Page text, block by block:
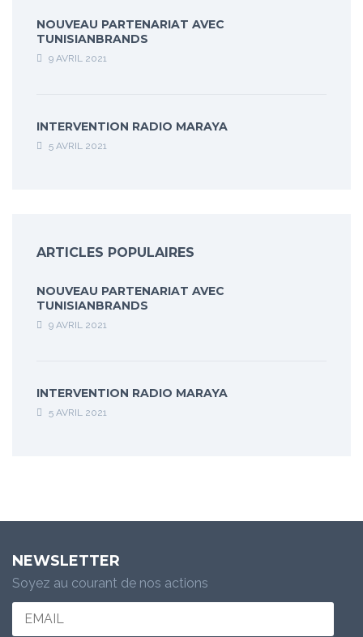
NOUVEAU PARTENARIAT AVEC
TUNISIANBRANDS
9 AVRIL 2021
INTERVENTION RADIO MARAYA
5 AVRIL 2021
ARTICLES POPULAIRES
NOUVEAU PARTENARIAT AVEC
TUNISIANBRANDS
9 AVRIL 2021
INTERVENTION RADIO MARAYA
5 AVRIL 2021
NEWSLETTER
Soyez au courant de nos actions